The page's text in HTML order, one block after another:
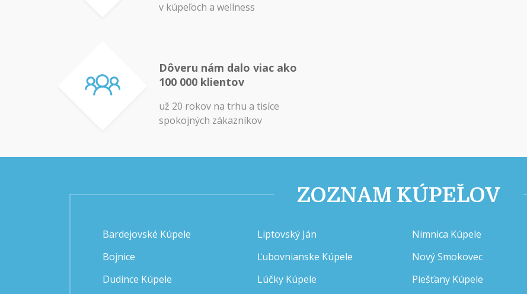
v kúpeľoch a wellness
Dôveru nám dalo viac ako
100 000 klientov
už 20 rokov na trhu a tisíce
spokojných zákazníkov
ZOZNAM KÚPEĽOV
Bardejovské Kúpele
Bojnice
Dudince Kúpele
Liptovský Ján
Ľubovnianske Kúpele
Lúčky Kúpele
Nimnica Kúpele
Nový Smokovec
Piešťany Kúpele